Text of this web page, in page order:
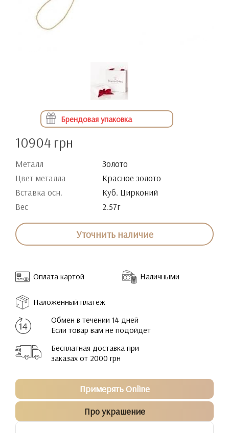
Брендовая упаковка
10904 грн
Металл
Золото
Цвет металла
Красное золото
Вставка осн.
Куб. Цирконий
Вес
2.57г
Уточнить наличие
Оплата картой Наличными
Наложенный платеж
Обмен в течении 14 дней
Если товар вам не подойдет
Бесплатная доставка при
заказах от 2000 грн
Примерять Online
Про украшение